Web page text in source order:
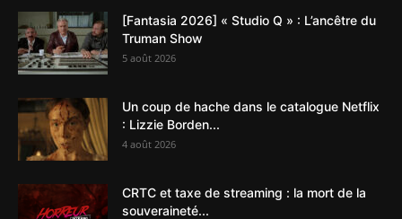
[Fantasia 2026] « Studio Q » : L’ancêtre du
Truman Show
5 août 2026
Un coup de hache dans le catalogue Netflix
: Lizzie Borden...
4 août 2026
CRTC et taxe de streaming : la mort de la
souveraineté...